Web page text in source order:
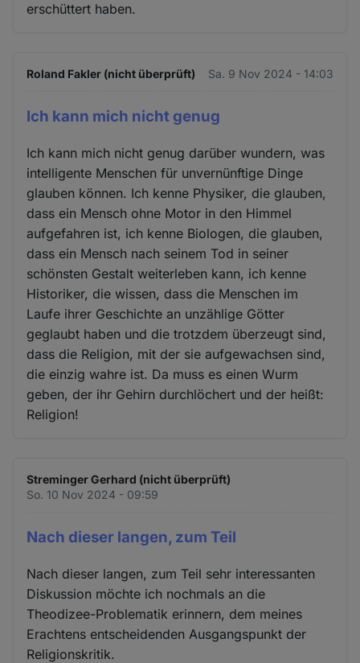
erschüttert haben.
Roland Fakler (nicht überprüft) Sa. 9 Nov 2024 - 14:03
Ich kann mich nicht genug
Ich kann mich nicht genug darüber wundern, was
intelligente Menschen für unvernünftige Dinge
glauben können. Ich kenne Physiker, die glauben,
dass ein Mensch ohne Motor in den Himmel
aufgefahren ist, ich kenne Biologen, die glauben,
dass ein Mensch nach seinem Tod in seiner
schönsten Gestalt weiterleben kann, ich kenne
Historiker, die wissen, dass die Menschen im
Laufe ihrer Geschichte an unzählige Götter
geglaubt haben und die trotzdem überzeugt sind,
dass die Religion, mit der sie aufgewachsen sind,
die einzig wahre ist. Da muss es einen Wurm
geben, der ihr Gehirn durchlöchert und der heißt:
Religion!
Streminger Gerhard (nicht überprüft)
So. 10 Nov 2024 - 09:59
Nach dieser langen, zum Teil
Nach dieser langen, zum Teil sehr interessanten
Diskussion möchte ich nochmals an die
Theodizee-Problematik erinnern, dem meines
Erachtens entscheidenden Ausgangspunkt der
Religionskritik.
und